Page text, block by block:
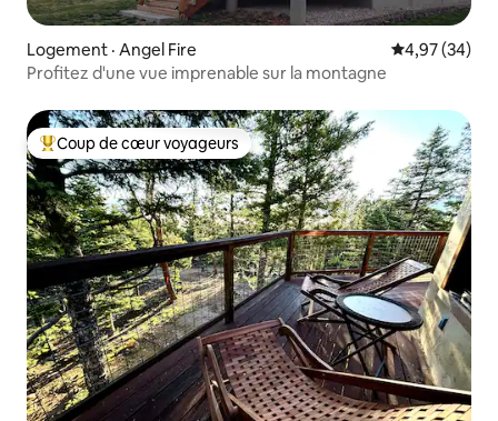
Logement · Angel Fire Note
4,97 (34)
Profitez d'une vue imprenable sur la montagne
Coup de cœur voyageurs parmi les plus aimés
Coup de cœur voyageurs